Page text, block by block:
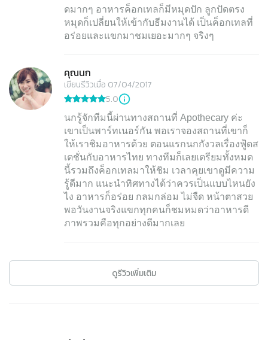
ดมากๆ อาหารค็อกเทลก็มีหมุดปัก ลูกปัดตรง
หมุดก็เปลี่ยนให้เข้ากับธีมงานได้ เป็นค็อกเทลที่
อร่อยและแขกมาชมเยอะมากๆ จริงๆ
คุณนก
เขียนรีวิวเมื่อ 07/04/2017
5.0
นกรู้จักทีมนี้ผ่านทางสถานที่ Apothecary ค่ะ
เขาเป็นพาร์ทเนอร์กัน พอเราจองสถานที่เขาก็
ให้เราชิมอาหารด้วย ตอนแรกนกกังวลเรื่องฟู้ดส
เตชั่นกับอาหารไทย ทางทีมก็เลยเตรียมทั้งหมด
นี้รวมถึงค็อกเทลมาให้ชิม เวลาคุยเขาดูมีความ
รู้ดีมาก แนะนำทิศทางได้ว่าควรเป็นแบบไหนยัง
ไง อาหารก็อร่อย กลมกล่อม ไม่จืด หน้าตาสวย
พอวันงานจริงแขกทุกคนก็ชมหมดว่าอาหารดี
ภาพรวมคือทุกอย่างดีมากเลย
ดูรีวิวเพิ่มเติม